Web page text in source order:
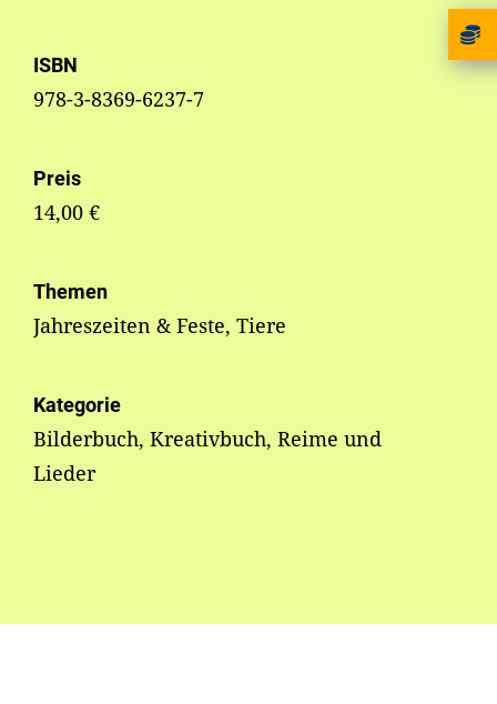
ISBN
978-3-8369-6237-7
Preis
14,00 €
Themen
Jahreszeiten & Feste, Tiere
Kategorie
Bilderbuch, Kreativbuch, Reime und
Lieder